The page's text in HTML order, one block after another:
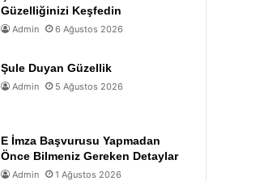
Güzelliğinizi Keşfedin
Admin 6 Ağustos 2026
Şule Duyan Güzellik
Admin 5 Ağustos 2026
E İmza Başvurusu Yapmadan
Önce Bilmeniz Gereken Detaylar
Admin 1 Ağustos 2026